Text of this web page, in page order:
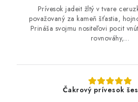
Prívesok jadeit žltý v tvare
považovaný za kameň šťastia,
Prináša svojmu nositeľovi pocit
rovnováhy,...
Čakrový prívesok